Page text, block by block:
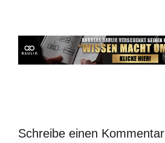
Schreibe einen Kommentar